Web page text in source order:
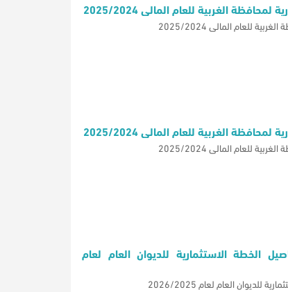
الغربية للعام المالي 2025/2024
للعام المالي 2025/2024
الغربية للعام المالي 2025/2024
للعام المالي 2025/2024
نشر تفاصيل الخطة الاستثمارية للديوان العام لعام